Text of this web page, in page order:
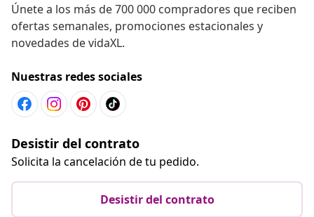
Únete a los más de 700 000 compradores que reciben
ofertas semanales, promociones estacionales y
novedades de vidaXL.
Nuestras redes sociales
Desistir del contrato
Solicita la cancelación de tu pedido.
Desistir del contrato